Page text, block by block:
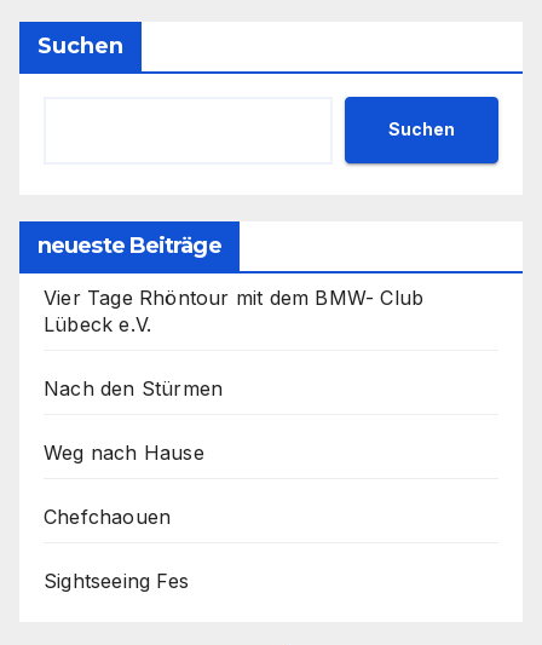
Suchen
Suchen
neueste Beiträge
Vier Tage Rhöntour mit dem BMW- Club
Lübeck e.V.
Nach den Stürmen
Weg nach Hause
Chefchaouen
Sightseeing Fes